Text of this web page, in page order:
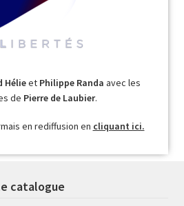
Hélieet Philippe Randa avec les
de Pierre de Laubier.
en rediffusion en cliquant ici.
catalogue